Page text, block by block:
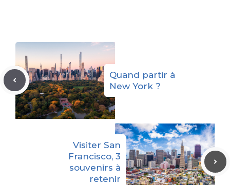
Quand partir à
New York ?
Visiter San
Francisco, 3
souvenirs à
retenir